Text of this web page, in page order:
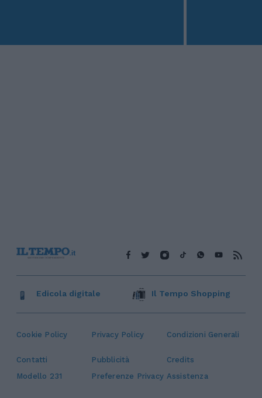
Cookie Policy Privacy Policy Condizioni Generali
Contatti Pubblicità
Credits
Modello 231
Preferenze Privacy Assistenza
Edicola digitale Il Tempo Shopping